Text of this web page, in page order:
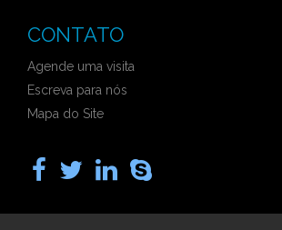
CONTATO
Agende uma visita
Escreva para nós
Mapa do Site